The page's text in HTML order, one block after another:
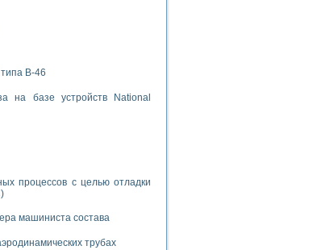
средств измерения температуры
В-46
на базе устройств National
процессов с целью отладки
машиниста состава
трубах